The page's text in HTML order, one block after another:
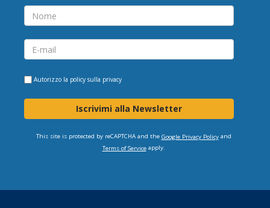
Autorizzo la policy sulla privacy
Iscrivimi alla Newsletter
This site is protected by reCAPTCHA and the Google Privacy Policyand
Terms of Serviceapply.